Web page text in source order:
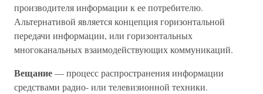
производителя информации к ее потребителю.
Альтернативой является концепция горизонтальной
передачи информации, или горизонтальных
многоканальных взаимодействующих коммуникаций.
Вещание— процесс распространения информации
средствами радио- или телевизионной техники.